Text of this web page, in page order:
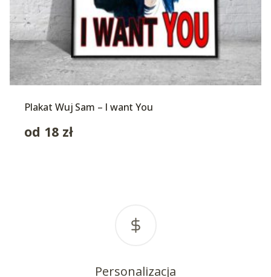
Plakat Wuj Sam – I want You
od 18 zł
Personalizacja